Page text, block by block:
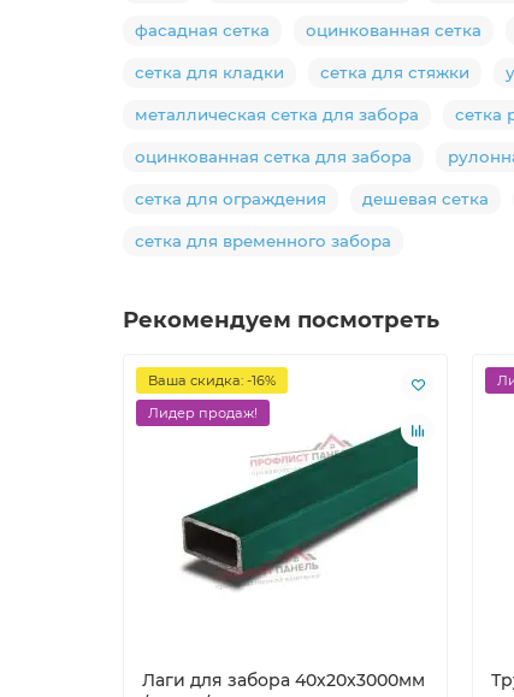
фасадная сетка оцинкованная сетка
сетка для кладки сетка для стяжки
металлическая сетка для забора сетка
оцинкованная сетка для забора
сетка для ограждения дешевая сетка
сетка для временного забора
Рекомендуем посмотреть
Ваша скидка: -16%
Лидер продаж!
Лаги для забора 40х20x3000мм